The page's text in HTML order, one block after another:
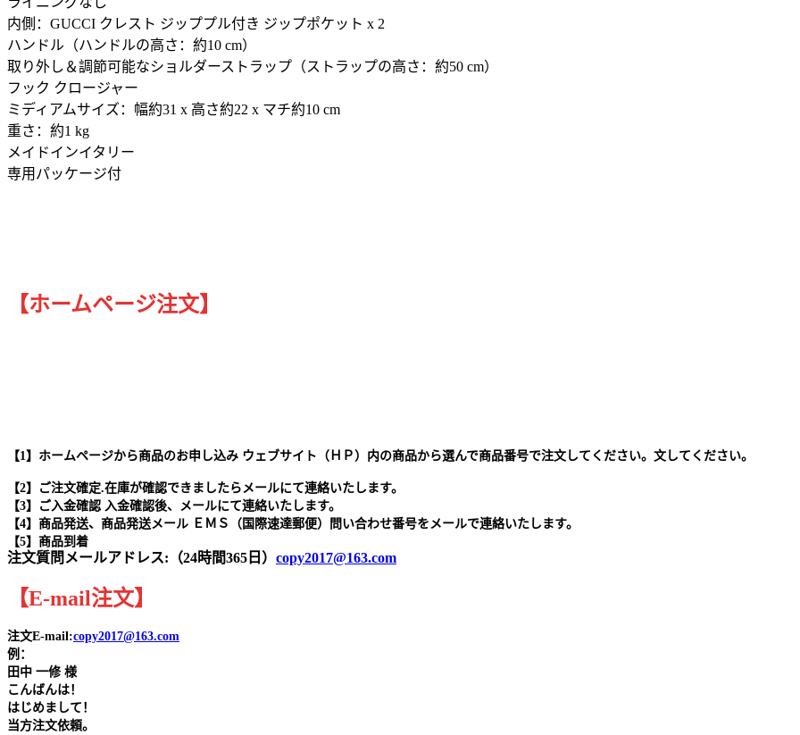
内側：GUCCI クレスト ジッププル付き ジップポケット x 2
ハンドル（ハンドルの高さ：約10 cm）
取り外し＆調節可能なショルダーストラップ（ストラップの高さ：約50 cm）
フック クロージャー
ミディアムサイズ：幅約31 x 高さ約22 x マチ約10 cm
重さ：約1 kg
メイドインイタリー
専用パッケージ付
【ホームページ注文】
【1】ホームページから商品のお申し込み ウェブサイト（ＨＰ）内の商品から選んで商品番号で注文してください。文してください。
【2】ご注文確定.在庫が確認できましたらメールにて連絡いたします。
【3】ご入金確認 入金確認後、メールにて連絡いたします。
【4】商品発送、商品発送メール ＥＭＳ（国際速達郵便）問い合わせ番号をメールで連絡いたします。
【5】商品到着
注文質問メールアドレス:（24時間365日） copy2017@163.com
【E-mail注文】
注文E-mail:copy2017@163.com
例：
田中 一修 様
こんばんは！
はじめまして！
当方注文依頼。